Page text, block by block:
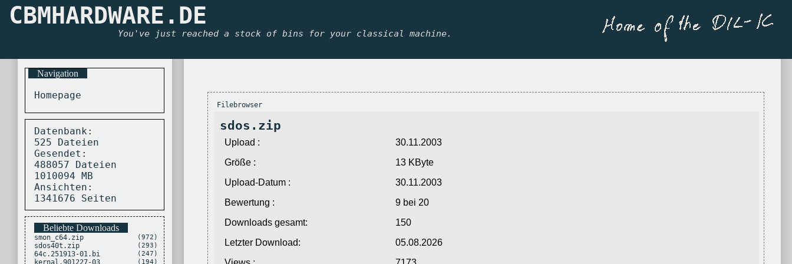
CBMHARDWARE.DE
You've just reached a stock of bins for your classical machine.
Navigation
Homepage
Datenbank:
525 Dateien
Gesendet:
488057 Dateien
1010094 MB
Ansichten:
1341676 Seiten
Beliebte Downloads
smon_c64.zip (972)
sdos40t.zip (293)
64c.251913-01.bi (247)
kernal.901227-03 (194)
Filebrowser
sdos.zip
Upload :
30.11.2003
Größe :
13 KByte
Upload-Datum :
30.11.2003
Bewertung :
9 bei 20
Downloads gesamt:
150
Letzter Download:
05.08.2026